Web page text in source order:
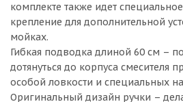
комплекте также идет
крепление для дополнительной
мойках.
Гибкая подводка длиной 60 см –
дотянуться до корпуса смесителя
особой ловкости и специальных
Оригинальный дизайн ручки –